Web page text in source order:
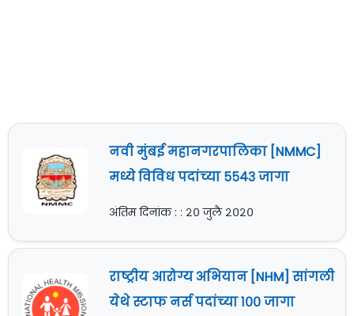
नवी मुंबई महानगरपालिका [NMMC]
मध्ये विविध पदांच्या ५५४३ जागा
अंतिम दिनांक : : २० जुलै २०२०
राष्ट्रीय आरोग्य अभियान [NHM] सांगली
येथे स्टाफ नर्स पदांच्या १०० जागा